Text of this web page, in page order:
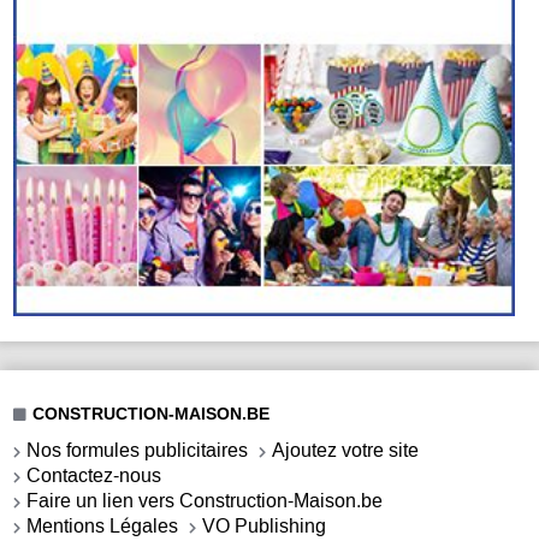
CONSTRUCTION-MAISON.BE
Nos formules publicitaires
Ajoutez votre site
Contactez-nous
Faire un lien vers Construction-Maison.be
Mentions Légales
VO Publishing